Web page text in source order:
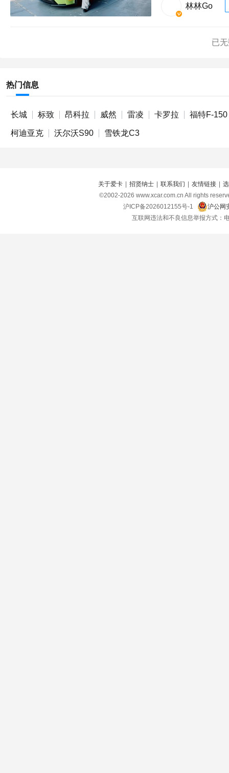
林林Go
已
热门信息
长城 标致 昂科拉 威然 雷凌 卡罗拉 福特F-150
柯迪亚克 沃尔沃S90 雪铁龙C3
关于爱卡 | 招贤纳士 | 联系我们 | 友情链接 |
©2002-2026 www.xcar.com.cn All rights
沪ICP备2026012155号-1
沪公网
互联网违法和不良信息举报方式：